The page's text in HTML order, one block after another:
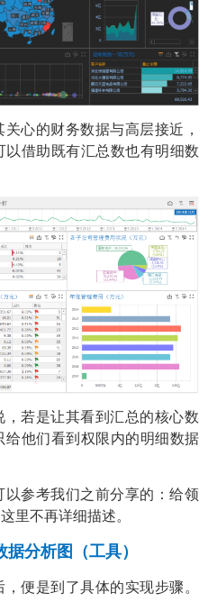
心的财务数据与高层接近，
借助既有汇总数也有明细数
若是让其看到汇总的核心数
他们看到权限内的明细数据
参考我们之前分享的：给领
里不再详细描述。
分析图（工具）
便是到了具体的实现步骤。